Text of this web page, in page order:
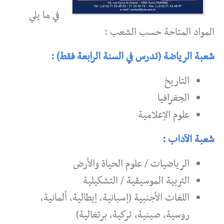
في ما يلي
المواد المتاحة حسب الشعب :
شعبة الرياضة (تدرس في السنة الرابعة فقط) :
التاريخ
الجغرافيا
علوم الإعلامية
شعبة الآداب :
الرياضيات / علوم الحياة والأرض
التربية الموسيقية / التشكيلية
اللغات الأجنبية (إسبانية، إيطالية، ألمانية،
روسية، صينية، تركية، برتغالية)